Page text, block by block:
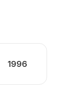
1996